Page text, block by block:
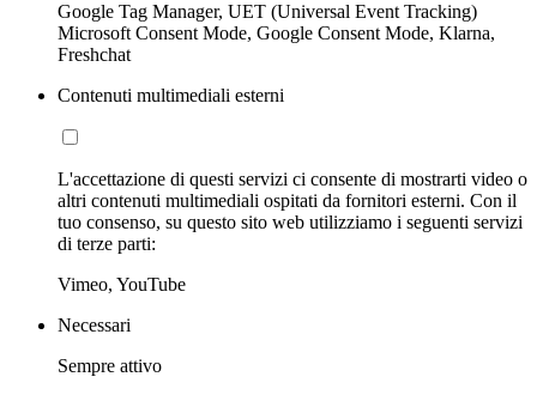
Google Tag Manager, UET (Universal Event Tracking)
Microsoft Consent Mode, Google Consent Mode, Klarna,
Freshchat
Contenuti multimediali esterni
L'accettazione di questi servizi ci consente di mostrarti video o
altri contenuti multimediali ospitati da fornitori esterni. Con il
tuo consenso, su questo sito web utilizziamo i seguenti servizi
di terze parti:
Vimeo, YouTube
Necessari
Sempre attivo